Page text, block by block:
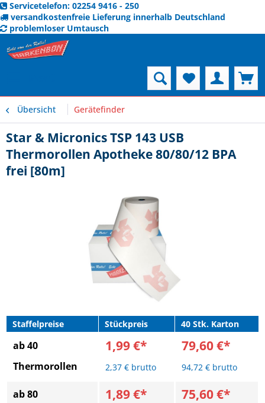
Servicetelefon: 02254 9416 - 250
versandkostenfreie Lieferung innerhalb Deutschland
problemloser Umtausch
Übersicht Gerätefinder
Star & Micronics TSP 143 USB
Thermorollen Apotheke 80/80/12 BPA
frei [80m]
Staffelpreise Stückpreis 40 Stk. Karton
ab 40
Thermorollen
1,99 €*
2,37 € brutto
79,60 €*
94,72 € brutto
ab 80
1,89 €* 75,60 €*